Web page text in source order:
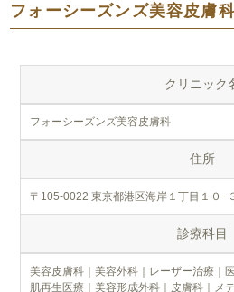
フォーシーズンズ美容皮膚
クリニック
フォーシーズンズ美容皮膚科
住所
〒105-0022 東京都港区海岸１丁目１０−
診療科目
美容皮膚科｜美容外科｜レーザー治療｜
肌再生医療｜美容形成外科｜皮膚科｜メ